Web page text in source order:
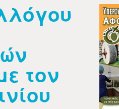
τον